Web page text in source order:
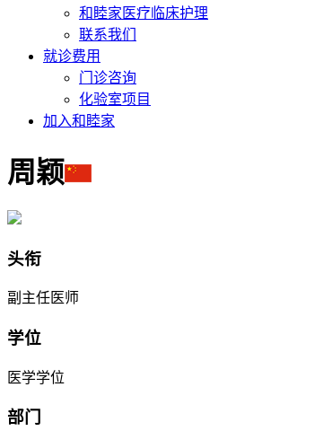
和睦家医疗临床护理
联系我们
就诊费用
门诊咨询
化验室项目
加入和睦家
周颖
头衔
副主任医师
学位
医学学位
部门